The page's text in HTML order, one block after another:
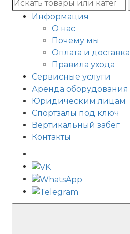
Информация
О нас
Почему мы
Оплата и доставка
Правила ухода
Сервисные услуги
Аренда оборудования
Юридическим лицам
Спортзалы под ключ
Вертикальный забег
Контакты